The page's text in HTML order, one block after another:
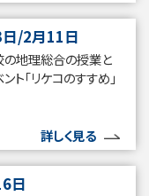
/2月11日
地理総合の授業と
ト「リケコのすすめ」
詳しく見る
日